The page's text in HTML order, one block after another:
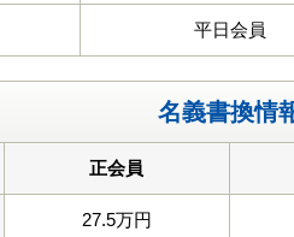
平日会員
名義書換情
正会員
27.5万円